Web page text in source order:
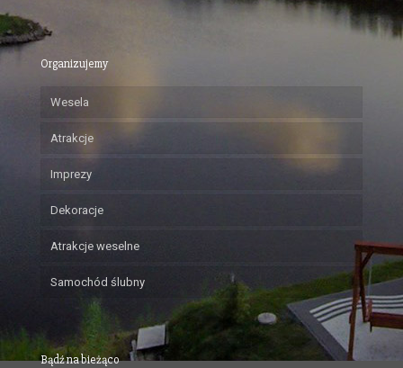
Organizujemy
Wesela
Atrakcje
Imprezy
Dekoracje
Atrakcje weselne
Samochód ślubny
Bądź na bieżąco